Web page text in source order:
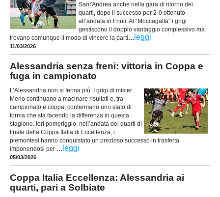
Sant'Andrea anche nella gara di ritorno dei
quarti, dopo il successo per 2-0 ottenuto
all’andata in Friuli. Al “Moccagatta” i grigi
gestiscono il doppio vantaggio complessivo ma
trovano comunque il modo di vincere la parti... leggi
11/03/2026
Alessandria senza freni: vittoria in Coppa e
fuga in campionato
L’Alessandria non si ferma più. I grigi di mister
Merlo continuano a macinare risultati e, tra
campionato e coppa, confermano uno stato di
forma che sta facendo la differenza in questa
stagione. Ieri pomeriggio, nell’andata dei quarti di
finale della Coppa Italia di Eccellenza, i
piemontesi hanno conquistato un prezioso successo in trasferta
imponendosi per ... leggi
05/03/2026
Coppa Italia Eccellenza: Alessandria ai
quarti, pari a Solbiate